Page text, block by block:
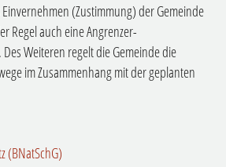
(Zustimmung) der Gemeinde
Regel auch eine Angrenzer-
Weiteren regelt die Gemeinde die
im Zusammenhang mit der geplanten
(BNatSchG)